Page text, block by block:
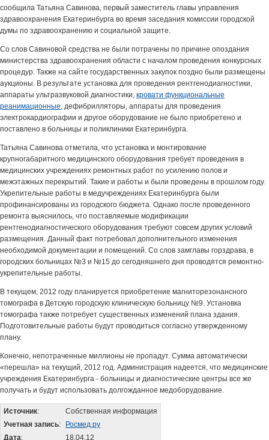
сообщила Татьяна Савинова, первый заместитель главы управления
здравоохранения Екатеринбурга во время заседания комиссии городской
думы по здравоохранению и социальной защите.
Со слов Савиновой средства не были потрачены по причине опоздания
министерства здравоохранения области с началом проведения конкурсных
процедур. Также на сайте государственных закупок поздно были размещены
аукционы. В результате установка для проведения рентгенодиагностики,
аппараты ультразвуковой диагностики, кровати функциональные
реанимационные, дефибрилляторы, аппараты для проведения
электрокардиографии и другое оборудование не было приобретено и
поставлено в больницы и поликлиники Екатеринбурга.
Татьяна Савинова отметила, что установка и монтирование
крупногабаритного медицинского оборудования требует проведения в
медицинских учреждениях ремонтных работ по усилению полов и
межэтажных перекрытий. Такие и работы и были проведены в прошлом году.
Укрепительные работы в медучреждениях Екатеринбурга были
профинансированы из городского бюджета. Однако после проведенного
ремонта выяснилось, что поставляемые модификации
рентгенодиагностического оборудования требуют совсем других условий
размещения. Данный факт потребовал дополнительного изменения
необходимой документации и помещений. Со слов замглавы горздрава, в
городских больницах №3 и №15 до сегодняшнего дня проводятся ремонтно-
укрепительные работы.
В текущем, 2012 году планируется приобретение магниторезонансного
томографа в Детскую городскую клиническую больницу №9. Установка
томографа также потребует существенных изменений плана здания.
Подготовительные работы будут проводиться согласно утвержденному
плану.
Конечно, непотраченные миллионы не пропадут. Сумма автоматически
«перешла» на текущий, 2012 год. Администрация надеется, что медицинские
учреждения Екатеринбурга - больницы и диагностические центры все же
получать и будут использовать долгожданное медоборудование.
Источник:
Собственная информация
Учетная запись:
Росмед.ру
Дата: 18.04.12